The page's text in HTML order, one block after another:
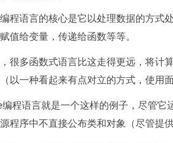
语言的核心是它以处理数据的方式处
值给变量，传递给函数等等。
多函数式语言比这走得更远，将计
以一种看起来有点对立的方式，使用
语言就是一个这样的例子，尽管它
程序中不直接公布类和对象（尽管提